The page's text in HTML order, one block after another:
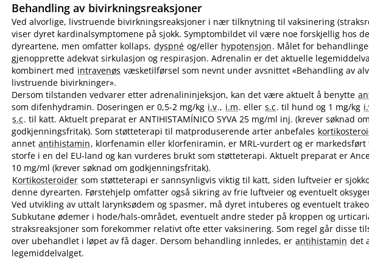
Behandling av bivirkningsreaksjoner
Ved alvorlige, livstruende bivirkningsreaksjoner i nær tilknytning til vaksinering
viser dyret kardinalsymptomene på sjokk. Symptombildet vil være noe forskjellig hos
dyreartene, men omfatter kollaps, dyspné og​/​eller hypotensjon. Målet for
gjenopprette adekvat sirkulasjon og respirasjon. Adrenalin er det aktuelle
kombinert med intravenøs væsketilførsel som nevnt under avsnittet «Behandling av
livstruende bivirkninger».
Dersom tilstanden vedvarer etter adrenalininjeksjon, kan det være aktuelt å benytte
som difenhydramin. Doseringen er 0,5-2 mg/kg i.v., i.m. eller s.c. til hund og 1 mg/kg
s.c. til katt. Aktuelt preparat er ANTIHISTAMÍNICO SYVA 25 mg/ml inj. (krever søknad om
godkjenningsfritak). Som støtteterapi til matproduserende arter anbefales
annet antihistamin, klorfenamin eller klorfeniramin, er MRL-vurdert og er
storfe i en del EU-land og kan vurderes brukt som støtteterapi. Aktuelt preparat er
10 mg/ml (krever søknad om godkjenningsfritak).
Kortikosteroider som støtteterapi er sannsynligvis viktig til katt, siden luftveier er
denne dyrearten. Førstehjelp omfatter også sikring av frie luftveier og eventuelt
Ved utvikling av uttalt larynksødem og spasmer, må dyret intuberes og eventuelt
Subkutane ødemer i hode​/​hals-området, eventuelt andre steder på kroppen og
straksreaksjoner som forekommer relativt ofte etter vaksinering. Som regel går disse
over ubehandlet i løpet av få dager. Dersom behandling innledes, er antihistamin det
legemiddelvalget.